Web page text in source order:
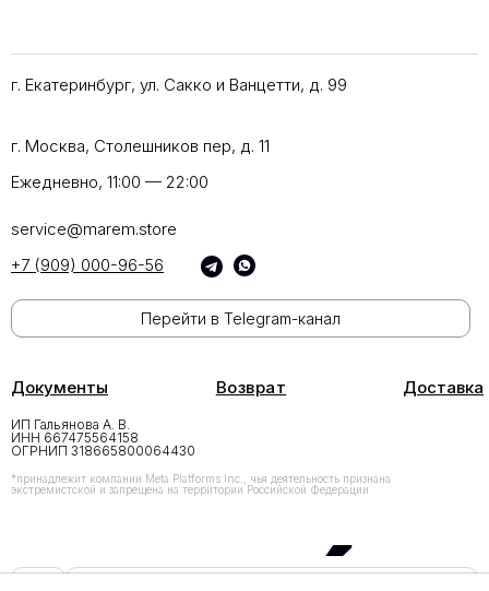
+7 (909) 000-96-56
service@marem.store
*принадлежит компании Meta Platforms Inc., чья деятельность признана
экстремистской и запрещена на территории Российской Федерации
ИП Гальянова А. В.
ИНН 667475564158
ОГРНИП 318665800064430
Возврат
Документы Доставка
Ежедневно, 11:00 — 22:00
г. Екатеринбург, ул. Сакко и Ванцетти, д. 99
г. Москва, Столешников пер, д. 11
Перейти в Telegram-канал